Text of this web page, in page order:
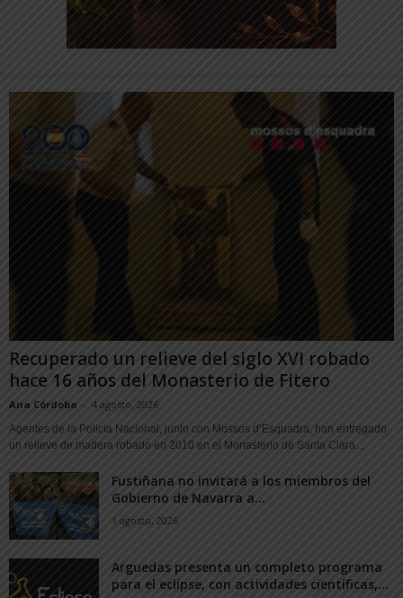
Recuperado un relieve del siglo XVI robado
hace 16 años del Monasterio de Fitero
Ana Córdoba - 4 agosto, 2026
Agentes de la Policía Nacional, junto con Mossos d’Esquadra, han entregado
un relieve de madera robado en 2010 en el Monasterio de Santa Clara...
Fustiñana no invitará a los miembros del
Gobierno de Navarra a...
1 agosto, 2026
Arguedas presenta un completo programa
para el eclipse, con actividades científicas,...